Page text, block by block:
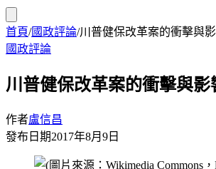
首頁/國政評論/川普健保改革案的衝擊與
國政評論
川普健保改革案的衝擊與影
作者盧信昌
發布日期2017年8月9日